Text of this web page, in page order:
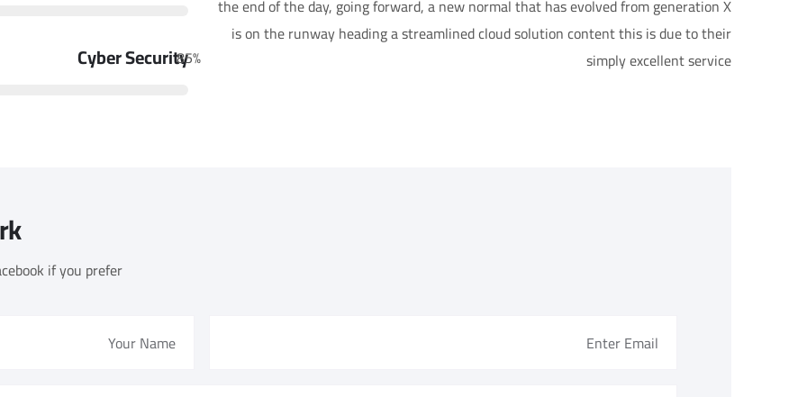
the end of the day, going forward, a new normal that has evolved from generation X
is on the runway heading a streamlined cloud solution content this is due to their
simply excellent service
Cyber Security
85%
if you prefer!